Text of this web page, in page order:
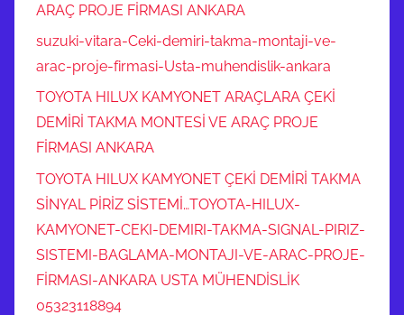
ARAÇ PROJE FİRMASI ANKARA
suzuki-vitara-Ceki-demiri-takma-montaji-ve-
arac-proje-firmasi-Usta-muhendislik-ankara
TOYOTA HILUX KAMYONET ARAÇLARA ÇEKİ
DEMİRİ TAKMA MONTESİ VE ARAÇ PROJE
FİRMASI ANKARA
TOYOTA HILUX KAMYONET ÇEKİ DEMİRİ TAKMA
SİNYAL PİRİZ SİSTEMİ…TOYOTA-HILUX-
KAMYONET-CEKI-DEMIRI-TAKMA-SIGNAL-PIRIZ-
SISTEMI-BAGLAMA-MONTAJI-VE-ARAC-PROJE-
FİRMASI-ANKARA USTA MÜHENDİSLİK
05323118894